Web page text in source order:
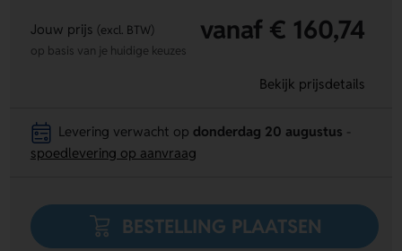
Jouw prijs (excl. BTW) vanaf € 160,74
op basis van je huidige keuzes
Bekijk prijsdetails
Levering verwacht op donderdag 20 augustus
spoedlevering op aanvraag
BESTELLING PLAATSEN